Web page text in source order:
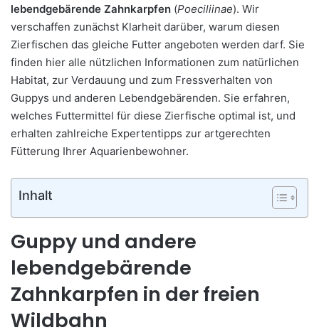
lebendgebärende Zahnkarpfen (Poeciliinae). Wir
verschaffen zunächst Klarheit darüber, warum diesen
Zierfischen das gleiche Futter angeboten werden darf. Sie
finden hier alle nützlichen Informationen zum natürlichen
Habitat, zur Verdauung und zum Fressverhalten von
Guppys und anderen Lebendgebärenden. Sie erfahren,
welches Futtermittel für diese Zierfische optimal ist, und
erhalten zahlreiche Expertentipps zur artgerechten
Fütterung Ihrer Aquarienbewohner.
Inhalt
Guppy und andere
lebendgebärende
Zahnkarpfen in der freien
Wildbahn